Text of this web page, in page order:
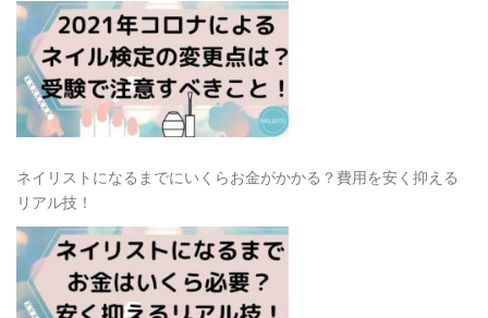
ネイリストになるまでにいくらお金がかかる？費用を安く抑える
リアル技！